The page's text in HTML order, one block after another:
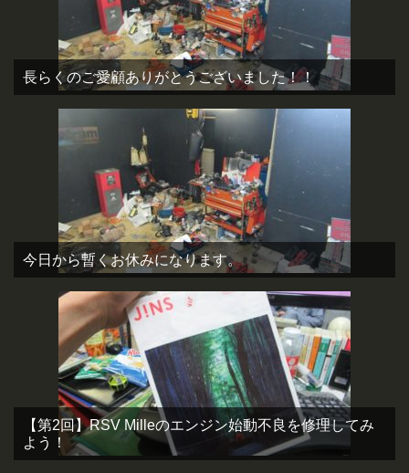
長らくのご愛顧ありがとうございました！！
今日から暫くお休みになります。
【第2回】RSV Milleのエンジン始動不良を修理してみ
よう！